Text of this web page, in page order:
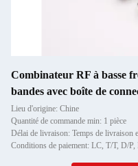
Combinateur RF à basse
bandes avec boîte de
Lieu d'origine: Chine
Quantité de commande min: 1 pièce